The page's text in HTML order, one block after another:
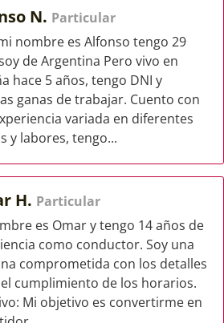
N. Particular
nombre es Alfonso tengo 29
de Argentina Pero vivo en
hace 5 años, tengo DNI y
ganas de trabajar. Cuento con
variada en diferentes
y labores, tengo...
H. Particular
es Omar y tengo 14 años de
como conductor. Soy una
comprometida con los detalles
cumplimiento de los horarios.
Mi objetivo es convertirme en